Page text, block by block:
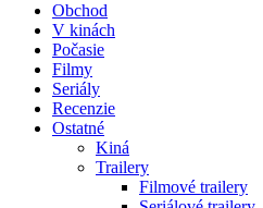
Obchod
V kinách
Počasie
Filmy
Seriály
Recenzie
Ostatné
Kiná
Trailery
Filmové trailery